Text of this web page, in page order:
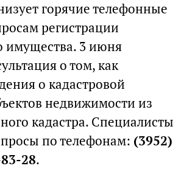
горячие телефонные
регистрации
имущества. 3 июня
о том, как
о кадастровой
недвижимости из
кадастра. Специалисты
по телефонам: (3952)
28.